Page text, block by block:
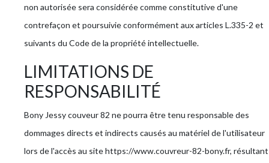
non autorisée sera considérée comme constitutive d'une
contrefaçon et poursuivie conformément aux articles L.335-2 et
suivants du Code de la propriété intellectuelle.
LIMITATIONS DE
RESPONSABILITÉ
Bony Jessy couveur 82 ne pourra être tenu responsable des
dommages directs et indirects causés au matériel de l'utilisateur
lors de l'accès au site https://www.couvreur-82-bony.fr, résultant